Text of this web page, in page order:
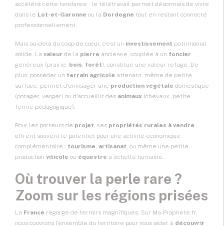
accéléré cette tendance : le télétravail permet désormais de vivre
dans le Lot-et-Garonne ou la Dordogne tout en restant connecté
professionnellement.
Mais au-delà du coup de cœur, c'est un investissement patrimonial
solide. La valeur de la pierre ancienne, couplée à un foncier
généreux (prairie, bois, forêt), constitue une valeur refuge. De
plus, posséder un terrain agricole attenant, même de petite
surface, permet d'envisager une production végétale domestique
(potager, verger) ou d'accueillir des animaux (chevaux, petite
ferme pédagogique).
Pour les porteurs de projet, ces propriétés rurales à vendre
offrent souvent le potentiel pour une activité économique
complémentaire : tourisme, artisanat, ou même une petite
production viticole ou équestre à échelle humaine.
Où trouver la perle rare ?
Zoom sur les régions prisées
La France regorge de terroirs magnifiques. Sur Ma-Propriete.fr,
nous couvrons l'ensemble du territoire pour vous aider à découvrir